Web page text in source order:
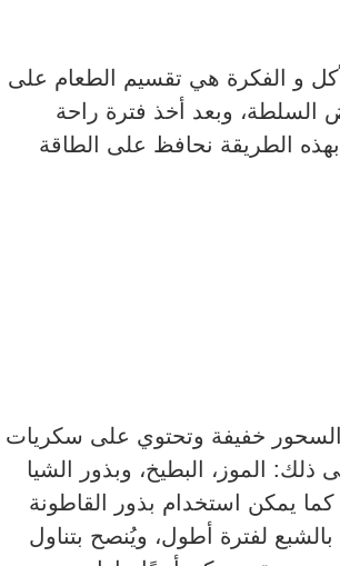
و الفكرة هي تقسيم الطعام على
السلطة، وبعد أخذ فترة راحة
بهذه الطريقة نحافظ على الطاقة
خفيفة وتحتوي على سكريات
الموز، البطيخ، وبذور الشيا
يمكن استخدام بذور القاطونة
لفترة أطول، ويُنصح بتناول